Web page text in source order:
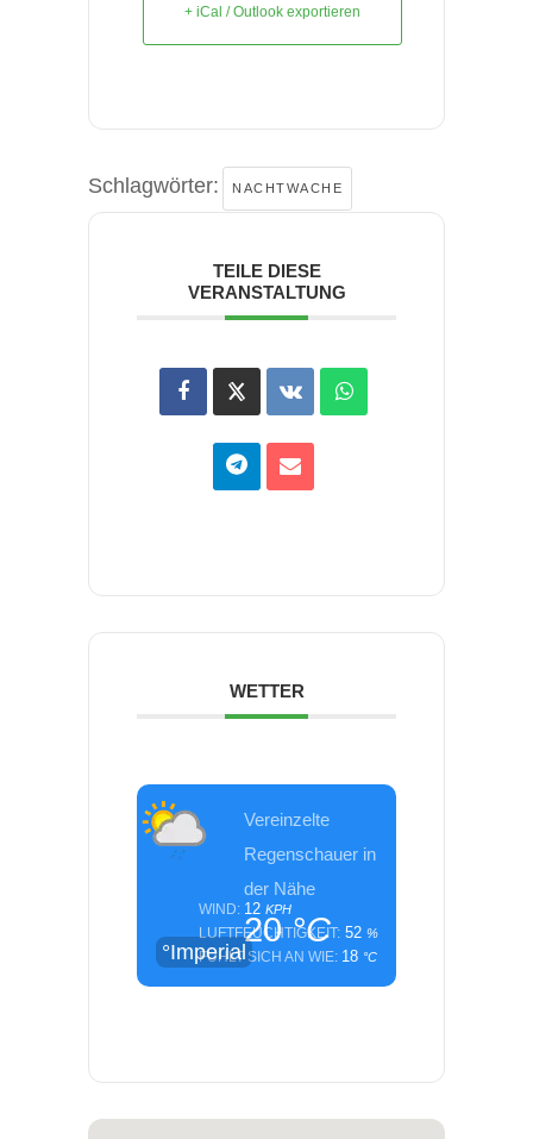
+ iCal / Outlook exportieren
Schlagwörter: NACHTWACHE
TEILE DIESE
VERANSTALTUNG
WETTER
Vereinzelte
Regenschauer in
der Nähe
20°C
°Imperial
WIND: 12 KPH
LUFTFEUCHTIGKEIT: 52 %
FÜHLT SICH AN WIE: 18 °C